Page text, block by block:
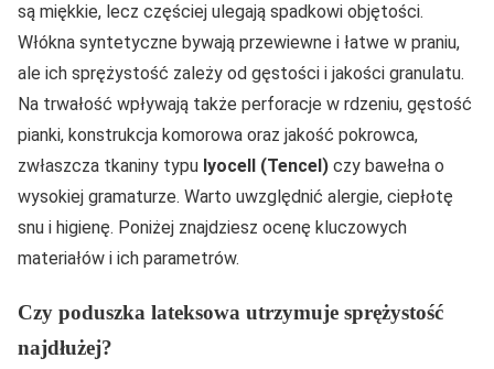
są miękkie, lecz częściej ulegają spadkowi objętości.
Włókna syntetyczne bywają przewiewne i łatwe w praniu,
ale ich sprężystość zależy od gęstości i jakości granulatu.
Na trwałość wpływają także perforacje w rdzeniu, gęstość
pianki, konstrukcja komorowa oraz jakość pokrowca,
zwłaszcza tkaniny typu lyocell (Tencel) czy bawełna o
wysokiej gramaturze. Warto uwzględnić alergie, ciepłotę
snu i higienę. Poniżej znajdziesz ocenę kluczowych
materiałów i ich parametrów.
Czy poduszka lateksowa utrzymuje sprężystość
najdłużej?